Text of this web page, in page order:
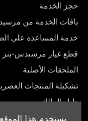
يستخدم هذا
حجز الخدمة
باقات الخدمة من
خدمة المساعدة على
قطع غيار مرسيدس-بنز
الملحقات الأصلية
تشكيلة المنتجات
دليل المالك